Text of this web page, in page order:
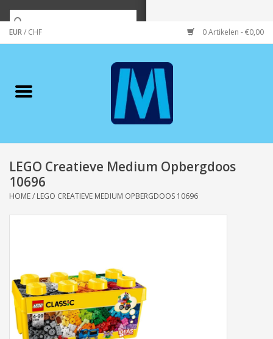
EUR/ CHF 0 Artikelen - €0,00
Merken
Wonen/koken/huishouden
Koffie & thee
Tassen/Portemonnee
Boeken
LEGO Creatieve Medium Opbergdoos
10696
HOME/ LEGO CREATIEVE MEDIUM OPBERGDOOS 10696